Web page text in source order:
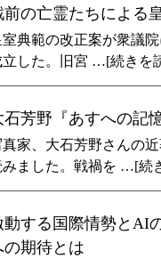
前の亡霊たちによる
室典範の改正案が衆議
立した。旧宮 …[続きを
石芳野『あすへの記
真家、大石芳野さんの
みました。戦禍を …[続
動する国際情勢とAI
の期待とは